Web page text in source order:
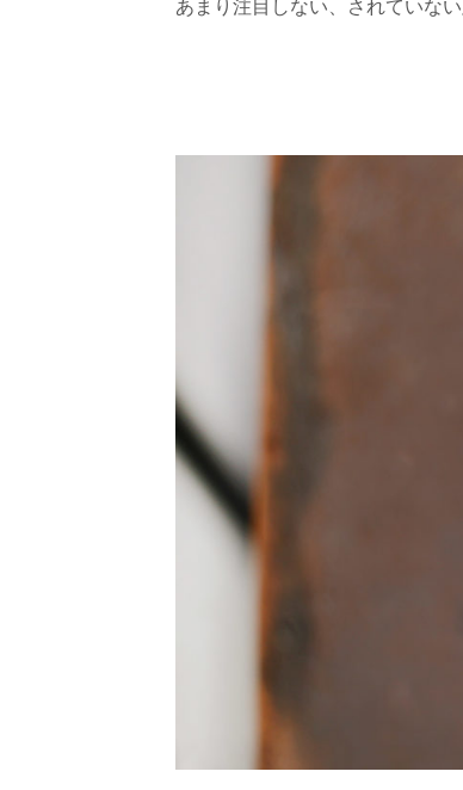
あまり注目しない、されていない